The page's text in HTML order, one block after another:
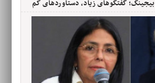
گفتگوهای زیاد، دستاوردهای کم